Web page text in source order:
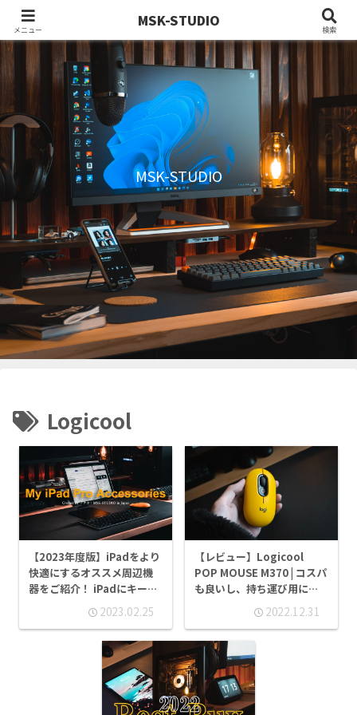
MSK-STUDIO
Logicool
【2023年度版】iPadをより
快適にするオススメ周辺機
器をご紹介！ iPadにキーボ
ードやマウスは必要？ 純正
ケースはオススメしづらい
2023.02.25
【レビュー】Logicool
POP MOUSE M370 | コスパ
も良いし、持ち運び用にぴ
ったり。何がいいのか、使
用感をレビュー！
2022.12.31
メニュー
MSK-STUDIO
検索